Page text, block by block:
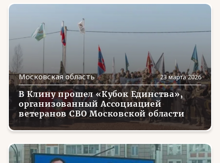
Московская область 23 марта 2026
В Клину прошел «Кубок Единства»,
организованный Ассоциацией
ветеранов СВО Московской области